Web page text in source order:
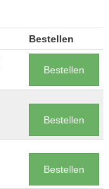
Bestellen
Bestellen
Bestellen
Bestellen